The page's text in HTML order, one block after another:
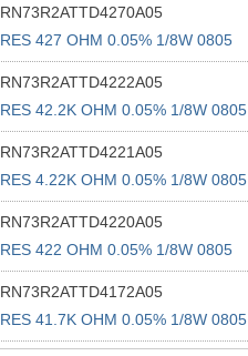
RN73R2ATTD4270A05
RES 427 OHM 0.05% 1/8W 0805
RN73R2ATTD4222A05
RES 42.2K OHM 0.05% 1/8W 0805
RN73R2ATTD4221A05
RES 4.22K OHM 0.05% 1/8W 0805
RN73R2ATTD4220A05
RES 422 OHM 0.05% 1/8W 0805
RN73R2ATTD4172A05
RES 41.7K OHM 0.05% 1/8W 0805